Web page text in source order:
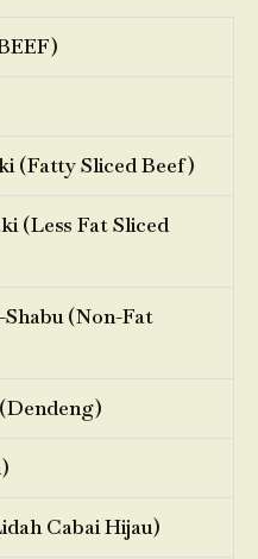
(Fatty Sliced Beef)
(Less Fat Sliced
(Non-Fat
Cabai Hijau)